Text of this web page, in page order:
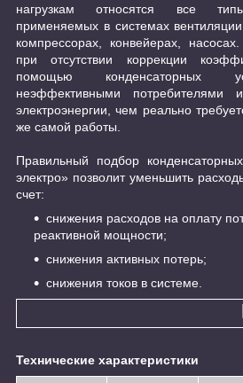
нагрузкам относятся все типы
применяемых в системах
компрессорах, конвейерах,
при отсутствии коррекции
помощью конденсаторных
неэффективными потребителями
электроэнергии, чем реально
же самой работы.
Правильный подбор
электро» позволит уменьшить
счет:
снижения расходов на оплату
реактивной мощности;
снижения активных потерь;
снижения токов в системе.
Технические характеристики